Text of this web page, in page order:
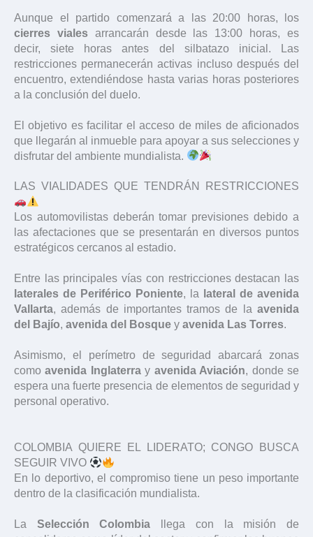
Aunque el partido comenzará a las 20:00 horas, los
cierres vialesarrancarán desde las 13:00 horas, es
decir, siete horas antes del silbatazo inicial. Las
restricciones permanecerán activas incluso después del
encuentro, extendiéndose hasta varias horas posteriores
a la conclusión del duelo.
El objetivo es facilitar el acceso de miles de aficionados
que llegarán al inmueble para apoyar a sus selecciones y
disfrutar del ambiente mundialista.
LAS VIALIDADES QUE TENDRÁN RESTRICCIONES
Los automovilistas deberán tomar previsiones debido a
las afectaciones que se presentarán en diversos puntos
estratégicos cercanos al estadio.
Entre las principales vías con restricciones destacan las
laterales de Periférico Poniente, la
lateral de avenida
Vallarta, además de importantes tramos de la avenida
del Bajío, avenida del Bosque y avenida Las Torres.
Asimismo, el perímetro de seguridad abarcará zonas
comoavenida Inglaterray avenida Aviación, donde se
espera una fuerte presencia de elementos de seguridad y
personal operativo.
COLOMBIA QUIERE EL LIDERATO; CONGO BUSCA
SEGUIR VIVO
En lo deportivo, el compromiso tiene un peso importante
dentro de la clasificación mundialista.
La Selección Colombia llega con la misión de